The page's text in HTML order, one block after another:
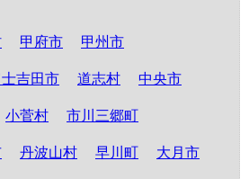
甲府市 甲州市
吉田市 道志村 中央市
小菅村 市川三郷町
丹波山村 早川町 大月市